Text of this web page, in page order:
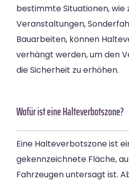
bestimmte Situationen, wie
Veranstaltungen,
Bauarbeiten, können
verhängt werden, um den
die Sicherheit zu erhöhen.
Wofür ist eine Halteverbotszone?
Eine Halteverbotszone ist
gekennzeichnete Fläche,
Fahrzeugen untersagt ist.